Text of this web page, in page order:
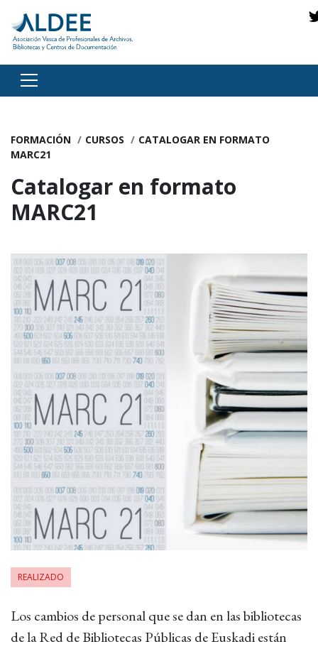
FORMACIÓN CURSOS
CATALOGAR EN FORMATO
MARC21
Catalogar en formato
MARC21
REALIZADO
Los cambios de personal que se dan en las bibliotecas
de la Red de Bibliotecas Públicas de Euskadi están